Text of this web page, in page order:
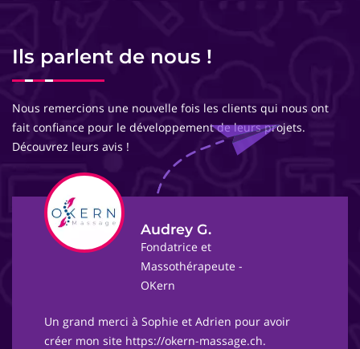
Ils parlent de nous !
Nous remercions une nouvelle fois les clients qui nous ont
fait confiance pour le développement de leurs projets.
Découvrez leurs avis !
Audrey G.
Fondatrice et
Massothérapeute -
OKern
Un grand merci à Sophie et Adrien pour avoir
créer mon site https://okern-massage.ch.